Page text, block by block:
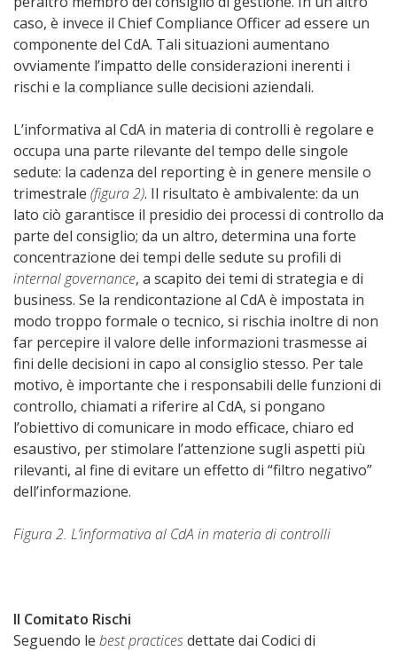
caso, è invece il Chief Compliance Officer ad essere un
componente del CdA. Tali situazioni aumentano
ovviamente l’impatto delle considerazioni inerenti i
rischi e la compliance sulle decisioni aziendali.
L’informativa al CdA in materia di controlli è regolare e
occupa una parte rilevante del tempo delle singole
sedute: la cadenza del reporting è in genere mensile o
trimestrale (figura 2). Il risultato è ambivalente: da un
lato ciò garantisce il presidio dei processi di controllo da
parte del consiglio; da un altro, determina una forte
concentrazione dei tempi delle sedute su profili di
internal governance, a scapito dei temi di strategia e di
business. Se la rendicontazione al CdA è impostata in
modo troppo formale o tecnico, si rischia inoltre di non
far percepire il valore delle informazioni trasmesse ai
fini delle decisioni in capo al consiglio stesso. Per tale
motivo, è importante che i responsabili delle funzioni di
controllo, chiamati a riferire al CdA, si pongano
l’obiettivo di comunicare in modo efficace, chiaro ed
esaustivo, per stimolare l’attenzione sugli aspetti più
rilevanti, al fine di evitare un effetto di “filtro negativo”
dell’informazione.
Figura 2. L’informativa al CdA in materia di controlli
Il Comitato Rischi
Seguendo le best practicesdettate dai Codici di